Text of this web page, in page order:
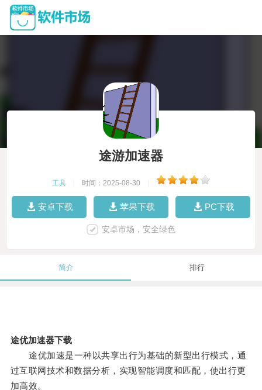
途游加速器
工具 时间：2025-08-30
安卓下载 苹果下载 PC下载
安卓市场，安全绿色
简介 排行
途优加速器下载
途优加速是一种以共享出行为基础的新型出行模式，通
过互联网技术和数据分析，实现智能调度和匹配，使出行更
加高效。